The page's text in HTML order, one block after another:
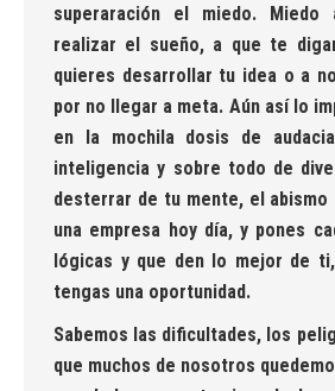
superaración el miedo.
realizar el sueño, a que te
quieres desarrollar tu idea o a
por no llegar a meta. Aún así lo
en la mochila dosis de
inteligencia y sobre todo de
desterrar de tu mente, el abismo
una empresa hoy día, y pones
lógicas y que den lo mejor de
tengas una oportunidad.
Sabemos las dificultades, los
que muchos de nosotros